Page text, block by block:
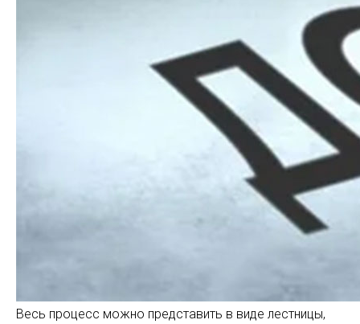
Весь процесс можно представить в виде лестницы,